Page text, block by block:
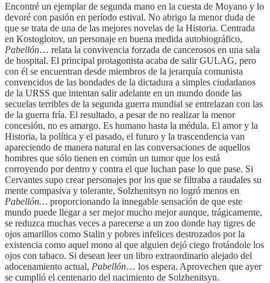
Encontré un ejemplar de segunda mano en la cuesta de Moyano y lo
devoré con pasión en período estival. No abrigo la menor duda de
que se trata de una de las mejores novelas de la Historia. Centrada
en Kostoglotov, un personaje en buena medida autobiográfico,
Pabellón… relata la convivencia forzada de cancerosos en una sala
de hospital. El principal protagonista acaba de salir GULAG, pero
con él se encuentran desde miembros de la jerarquía comunista
convencidos de las bondades de la dictadura a simples ciudadanos
de la URSS que intentan salir adelante en un mundo donde las
secuelas terribles de la segunda guerra mundial se entrelazan con las
de la guerra fría. El resultado, a pesar de no realizar la menor
concesión, no es amargo. Es humano hasta la médula. El amor y la
Historia, la política y el pasado, el futuro y la trascendencia van
apareciendo de manera natural en las conversaciones de aquellos
hombres que sólo tienen en común un tumor que los está
corroyendo por dentro y contra el que luchan pase lo que pase. Si
Cervantes supo crear personajes por los que se filtraba a raudales su
mente compasiva y tolerante, Solzhenitsyn no logró menos en
Pabellón… proporcionando la innegable sensación de que este
mundo puede llegar a ser mejor mucho mejor aunque, trágicamente,
se reduzca muchas veces a parecerse a un zoo donde hay tigres de
ojos amarillos como Stalin y pobres infelices destrozados por la
existencia como aquel mono al que alguien dejó ciego frotándole los
ojos con tabaco. Si desean leer un libro extraordinario alejado del
adocenamiento actual, Pabellón… los espera. Aprovechen que ayer
se cumplió el centenario del nacimiento de Solzhenitsyn.